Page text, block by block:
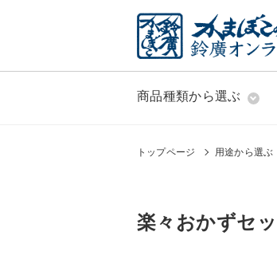
商品種類から選ぶ
トップページ 用途から選ぶ
楽々おかずセッ